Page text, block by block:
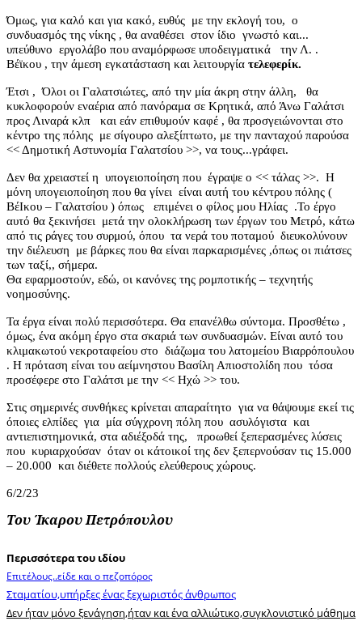
Όμως, για καλό και για κακό, ευθύς με την εκλογή του, ο
συνδυασμός της νίκης , θα αναθέσει στον ίδιο γνωστό και...
υπεύθυνο εργολάβο που αναμόρφωσε υποδειγματικά
την Λ. .
Βέϊκου , την άμεση εγκατάσταση και λειτουργία τελεφερίκ.
Έτσι , Όλοι οι Γαλατσιώτες, από την μία άκρη στην άλλη,
θα
κυκλοφορούν εναέρια από πανόραμα σε Κρητικά, από Άνω Γαλάτσι
προς Λιναρά κλπ
και εάν επιθυμούν καφέ , θα προσγειώνονται στο
κέντρο της πόλης με σίγουρο αλεξίπτωτο, με την πανταχού παρούσα
<< Δημοτική Αστυνομία Γαλατσίου >>, να τους...γράφει.
Δεν θα χρειαστεί η υπογειοποίηση που έγραψε ο << τάλας >>. Η
μόνη υπογειοποίηση που θα γίνει είναι αυτή του κέντρου πόλης (
ΒέΙκου – Γαλατσίου ) όπως
επιμένει ο φίλος μου Ηλίας .Το έργο
αυτό θα ξεκινήσει μετά την ολοκλήρωση των έργων του Μετρό, κάτω
από τις ράγες του συρμού, όπου τα νερά του ποταμού διευκολύνουν
την διέλευση με βάρκες που θα είναι παρκαρισμένες ,όπως οι πιάτσες
των ταξί,, σήμερα.
Θα εφαρμοστούν, εδώ, οι κανόνες της ρομποτικής – τεχνητής
νοημοσύνης.
Τα έργα είναι πολύ περισσότερα. Θα επανέλθω σύντομα. Προσθέτω ,
όμως, ένα ακόμη έργο στα σκαριά των συνδυασμών. Είναι αυτό του
κλιμακωτού νεκροταφείου στο διάζωμα του λατομείου Βιαρρόπουλου
. Η πρόταση είναι του αείμνηστου Βασίλη Απιοστολίδη που τόσα
προσέφερε στο Γαλάτσι με την << Ηχώ >> του.
Στις σημερινές συνθήκες κρίνεται απαραίτητο για να θάψουμε εκεί τις
όποιες ελπίδες για μία σύγχρονη πόλη που ασυλόγιστα και
αντιεπιστημονικά, στα αδιέξοδά της,
προωθεί ξεπερασμένες λύσεις
που κυριαρχούσαν όταν οι κάτοικοί της δεν ξεπερνούσαν τις 15.000
– 20.000 και διέθετε πολλούς ελεύθερους χώρους.
6/2/23
Του Ίκαρου Πετρόπουλου
Περισσότερα του ιδίου
Eπιτέλους..είδε και ο πεζοπόρος
Σταματίου,υπήρξες ένας ξεχωριστός άνθρωπος
Δεν ήταν μόνο ξενάγηση,ήταν και ένα αλλιώτικο,συγκλονιστικό μάθημα